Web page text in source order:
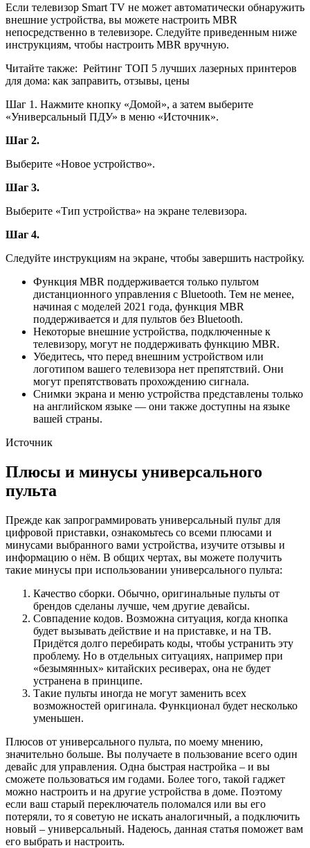
Если телевизор Smart TV не может автоматически обнаружить
внешние устройства, вы можете настроить MBR
непосредственно в телевизоре. Следуйте приведенным ниже
инструкциям, чтобы настроить MBR вручную.
Читайте также: Рейтинг ТОП 5 лучших лазерных принтеров
для дома: как заправить, отзывы, цены
Шаг 1. Нажмите кнопку «Домой», а затем выберите
«Универсальный ПДУ» в меню «Источник».
Шаг 2.
Выберите «Новое устройство».
Шаг 3.
Выберите «Тип устройства» на экране телевизора.
Шаг 4.
Следуйте инструкциям на экране, чтобы завершить настройку.
Функция MBR поддерживается только пультом
дистанционного управления с Bluetooth. Тем не менее,
начиная с моделей 2021 года, функция MBR
поддерживается и для пультов без Bluetooth.
Некоторые внешние устройства, подключенные к
телевизору, могут не поддерживать функцию MBR.
Убедитесь, что перед внешним устройством или
логотипом вашего телевизора нет препятствий. Они
могут препятствовать прохождению сигнала.
Снимки экрана и меню устройства представлены только
на английском языке — они также доступны на языке
вашей страны.
Источник
Плюсы и минусы универсального
пульта
Прежде как запрограммировать универсальный пульт для
цифровой приставки, ознакомьтесь со всеми плюсами и
минусами выбранного вами устройства, изучите отзывы и
информацию о нём. В общих чертах, вы можете получить
такие минусы при использовании универсального пульта:
Качество сборки. Обычно, оригинальные пульты от
брендов сделаны лучше, чем другие девайсы.
Совпадение кодов. Возможна ситуация, когда кнопка
будет вызывать действие и на приставке, и на ТВ.
Придётся долго перебирать коды, чтобы устранить эту
проблему. Но в отдельных ситуациях, например при
«безымянных» китайских ресиверах, она не будет
устранена в принципе.
Такие пульты иногда не могут заменить всех
возможностей оригинала. Функционал будет несколько
уменьшен.
Плюсов от универсального пульта, по моему мнению,
значительно больше. Вы получаете в пользование всего один
девайс для управления. Одна быстрая настройка – и вы
сможете пользоваться им годами. Более того, такой гаджет
можно настроить и на другие устройства в доме. Поэтому
если ваш старый переключатель поломался или вы его
потеряли, то я советую не искать аналогичный, а подключить
новый – универсальный. Надеюсь, данная статья поможет вам
его выбрать и настроить.